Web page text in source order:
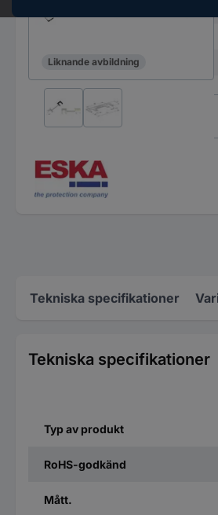
Liknande avbildning
Tekniska specifikationer
Tekniska specifikationer
Typ av produkt
RoHS-godkänd
Mått.